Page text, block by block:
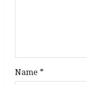
Name *